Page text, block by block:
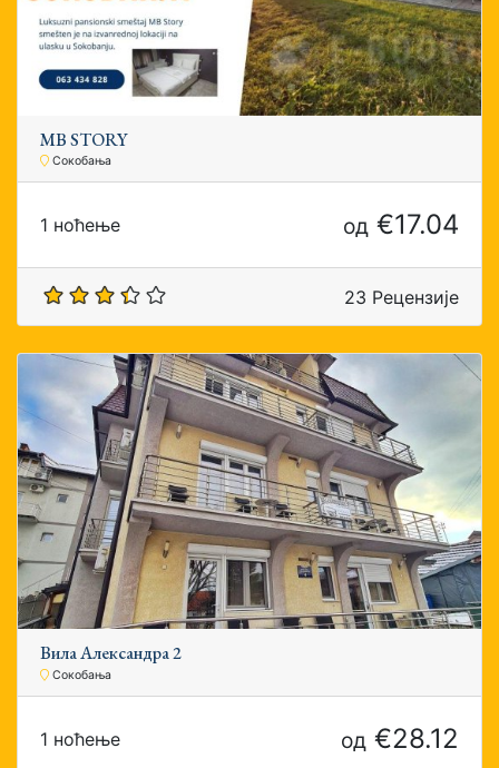
MB SТORY
Сокобања
1 ноћење од €17.04
23 Рецензије
Вила Александра 2
Сокобања
1 ноћење од €28.12